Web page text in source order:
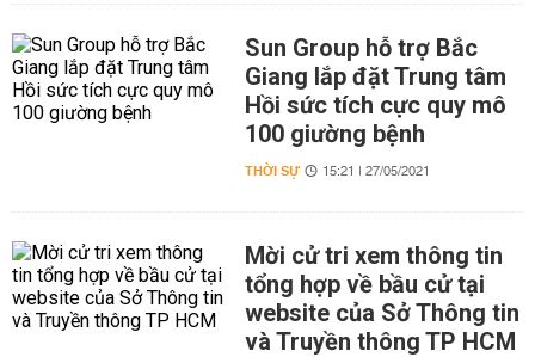
Sun Group hỗ trợ Bắc
Giang lắp đặt Trung tâm
Hồi sức tích cực quy mô
100 giường bệnh
THỜI SỰ 15:21 | 27/05/2021
Mời cử tri xem thông tin
tổng hợp về bầu cử tại
website của Sở Thông tin
và Truyền thông TP HCM